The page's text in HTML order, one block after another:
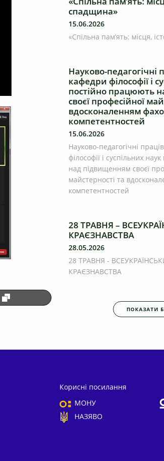
спадщина»
15.06.2026
«Спільна пам’ять: місця,
Науково-педагогічні
кафедри філософії і
постійно працюють
своєї професійної
вдосконаленням
компетентностей
15.06.2026
Науково-педагогічні
філософії і суспільних
над підвищенням своєї
майстерності та
компетентностей
28 ТРАВНЯ –
КРАЄЗНАВСТВА
28.05.2026
28 ТРАВНЯ -
КРАЄЗНАВСТВА
ПОКАЗАТИ
Корисні посилання
МОНУ
НАЗЯВО